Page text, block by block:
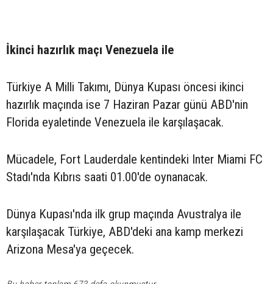
İkinci hazırlık maçı Venezuela ile
Türkiye A Milli Takımı, Dünya Kupası öncesi ikinci
hazırlık maçında ise 7 Haziran Pazar günü ABD'nin
Florida eyaletinde Venezuela ile karşılaşacak.
Mücadele, Fort Lauderdale kentindeki Inter Miami FC
Stadı'nda Kıbrıs saati 01.00'de oynanacak.
Dünya Kupası'nda ilk grup maçında Avustralya ile
karşılaşacak Türkiye, ABD'deki ana kamp merkezi
Arizona Mesa'ya geçecek.